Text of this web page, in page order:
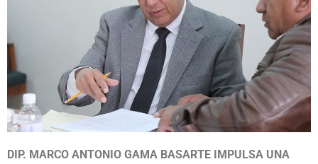
DIP. MARCO ANTONIO GAMA BASARTE IMPULSA UNA